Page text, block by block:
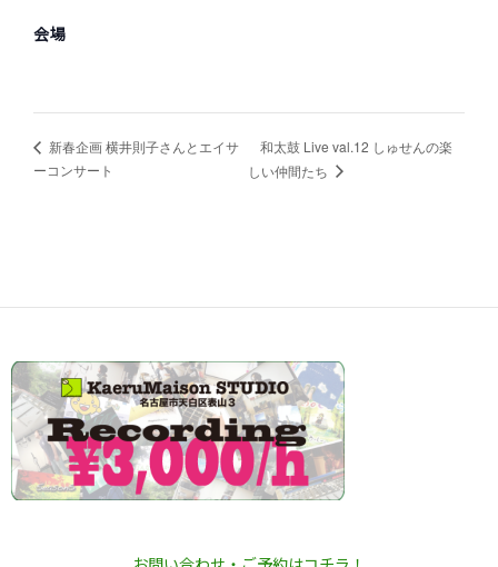
会場
新春企画 横井則子さんとエイサ
ーコンサート
和太鼓 Live val.12 しゅせんの楽
しい仲間たち